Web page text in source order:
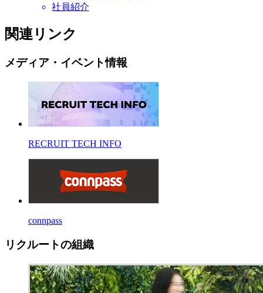
社員紹介
関連リンク
メディア・イベント情報
RECRUIT TECH INFO
connpass
リクルートの組織